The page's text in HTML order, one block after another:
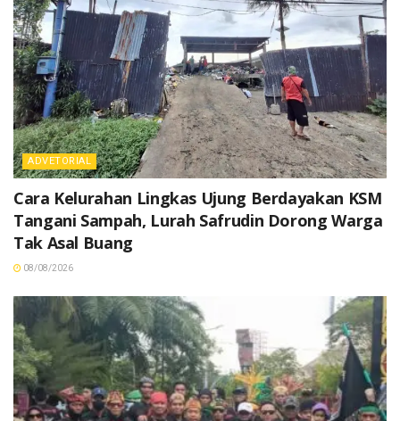
ADVETORIAL
Cara Kelurahan Lingkas Ujung Berdayakan KSM
Tangani Sampah, Lurah Safrudin Dorong Warga
Tak Asal Buang
08/08/2026